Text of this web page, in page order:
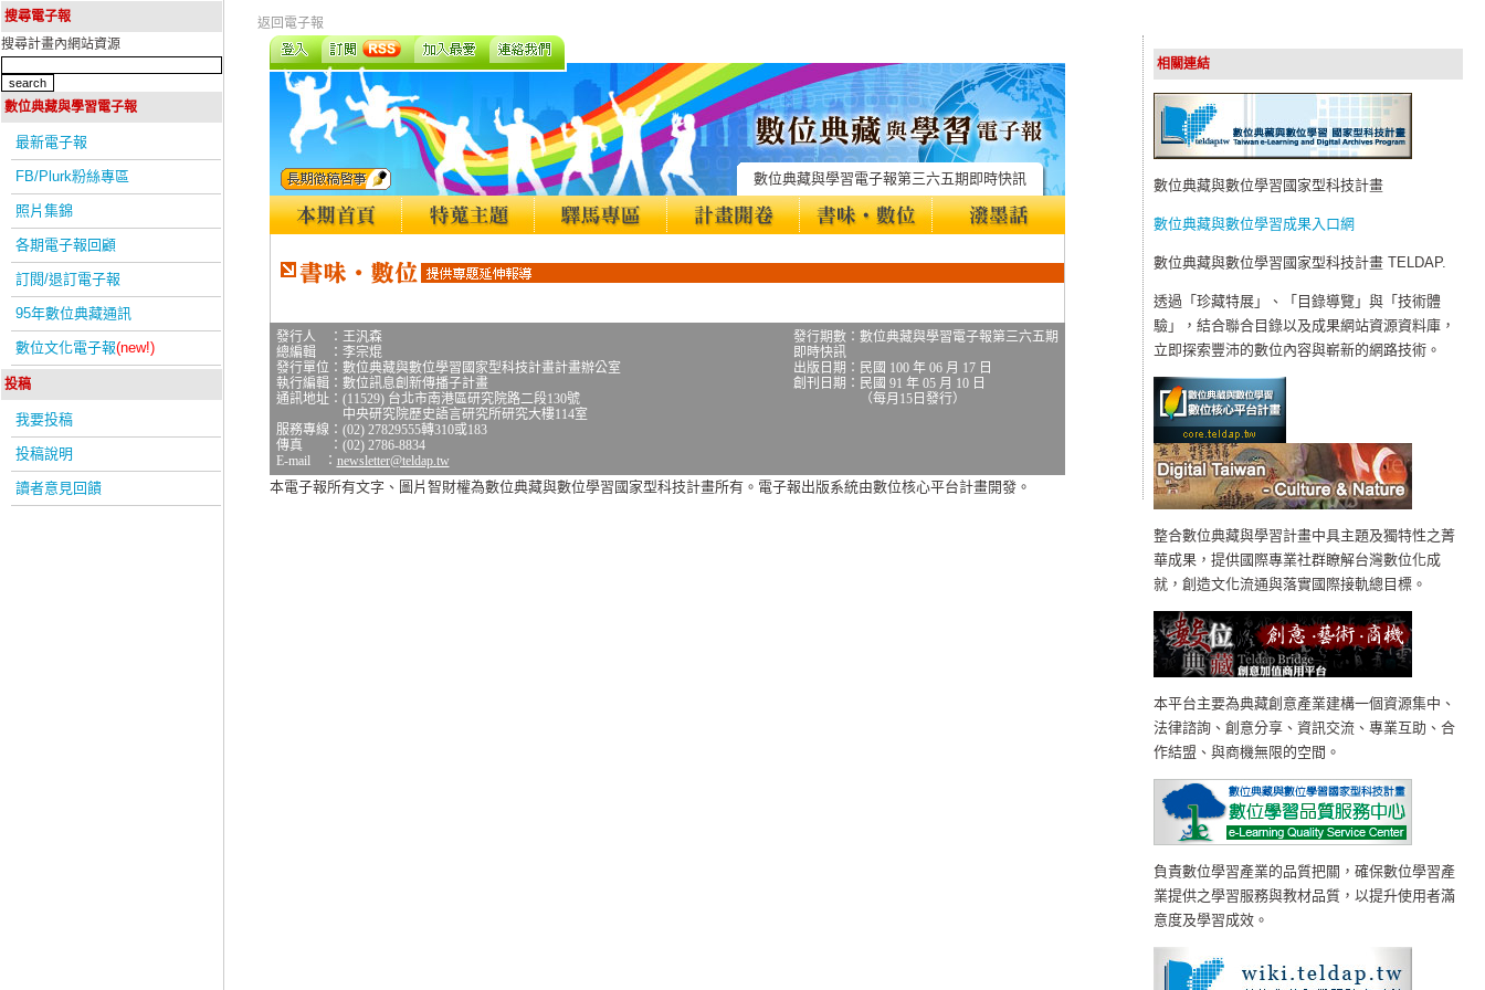
搜尋電子報
搜尋計畫內網站資源
數位典藏與學習電子報
最新電子報
FB/Plurk粉絲專區
照片集錦
各期電子報回顧
訂閱/退訂電子報
95年數位典藏通訊
數位文化電子報(new!)
投稿
我要投稿
投稿說明
讀者意見回饋
返回電子報
相關連結
數位典藏與數位學習國家型科技計畫
數位典藏與數位學習成果入口網
數位典藏與數位學習國家型科技計畫 TELDAP.
透過「珍藏特展」、「目錄導覽」與「技術體
驗」，結合聯合目錄以及成果網站資源資料庫，
立即探索豐沛的數位內容與嶄新的網路技術。
整合數位典藏與學習計畫中具主題及獨特性之菁
華成果，提供國際專業社群瞭解台灣數位化成
就，創造文化流通與落實國際接軌總目標。
本平台主要為典藏創意產業建構一個資源集中、
法律諮詢、創意分享、資訊交流、專業互助、合
作結盟、與商機無限的空間。
負責數位學習產業的品質把關，確保數位學習產
業提供之學習服務與教材品質，以提升使用者滿
意度及學習成效。
數位典藏與學習電子報第三六五期即時快訊
發行人 ：王汎森
總編輯 ：李宗焜
發行單位：數位典藏與數位學習國家型科技計畫計畫辦公室
執行編輯：數位訊息創新傳播子計畫
通訊地址：(11529) 台北市南港區研究院路二段130號
中央研究院歷史語言研究所研究大樓114室
服務專線：(02) 27829555轉310或183
傳真 ：(02) 2786-8834
E-mail ： newsletter@teldap.tw
發行期數：數位典藏與學習電子報第三六五期
即時快訊
出版日期：民國 100 年 06 月 17 日
創刊日期：民國 91 年 05 月 10 日
（每月15日發行）
本電子報所有文字、圖片智財權為數位典藏與數位學習國家型科技計畫所有。電子報出版系統由數位核心平台計畫開發。